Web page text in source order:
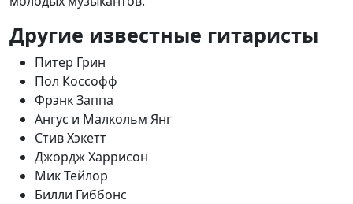
Другие известные гитаристы
Питер Грин
Пол Коссофф
Фрэнк Заппа
Ангус и Малкольм Янг
Стив Хэкетт
Джордж Харрисон
Мик Тейлор
Билли Гиббонс